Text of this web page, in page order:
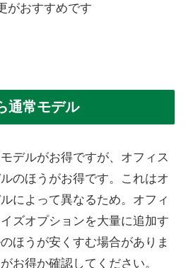
がおすすめです
通常モデル
デルがお得ですが、オフィス
のほうがお得です。これはオ
によって異なるため。オフィ
ズオプションを大量に追加す
ほうが安くすむ場合がありま
お得か確認してください。